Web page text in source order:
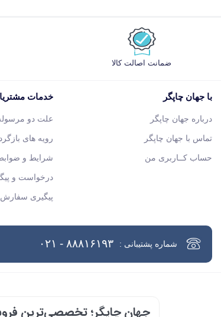
ضمانت اصالت کالا
با جهان چاپگر
درباره جهان چاپگر
تماس با جهان چاپگر
حساب کــاربری من
خدمات
علت دو
رویه های
شرایط و
درخواست و
پیگیری سفارش
شماره پشتیبانی : ۸۸۸۱۶۱۹۳ - ۰۲۱
جهان چاپگر؛ تخصصی‌ترین